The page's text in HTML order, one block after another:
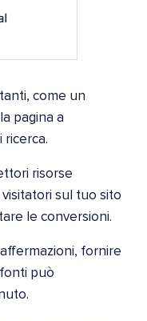
come un
pagina a
ricerca.
risorse
sul tuo sito
le conversioni.
fornire
può